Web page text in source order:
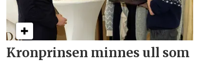
Kronprinsen minnes ull som